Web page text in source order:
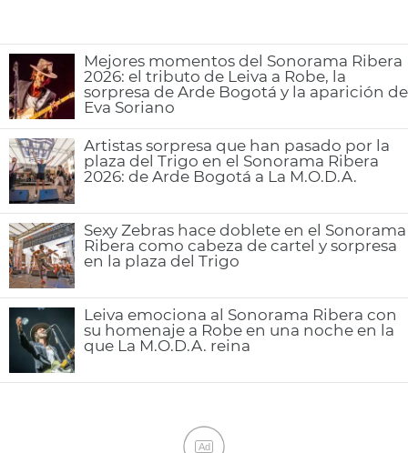
Mejores momentos del Sonorama Ribera
2026: el tributo de Leiva a Robe, la
sorpresa de Arde Bogotá y la aparición de
Eva Soriano
Artistas sorpresa que han pasado por la
plaza del Trigo en el Sonorama Ribera
2026: de Arde Bogotá a La M.O.D.A.
Sexy Zebras hace doblete en el Sonorama
Ribera como cabeza de cartel y sorpresa
en la plaza del Trigo
Leiva emociona al Sonorama Ribera con
su homenaje a Robe en una noche en la
que La M.O.D.A. reina
Ad